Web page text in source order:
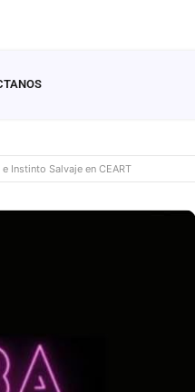
Instinto Salvaje en CEART